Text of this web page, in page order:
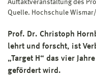
Auftaktveranstaltung des
Quelle. Hochschule
Prof. Dr. Christoph
lehrt und forscht, ist
„Target H“ das vier
gefördert wird.